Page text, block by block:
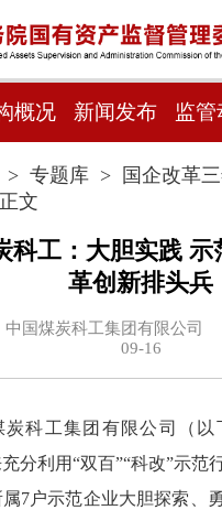
概况 新闻发布 监管
专题库> 国企改革
文
科工：大胆实践 示
革创新排头兵
中国煤炭科工集团有限公
09-16
炭科工集团有限公司（
分利用“双百”“科改”示范
7户示范企业大胆探索、